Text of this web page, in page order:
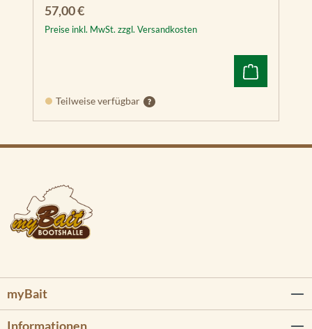
Regulärer Preis:
57,00 €
Preise inkl. MwSt. zzgl. Versandkosten
Teilweise verfügbar
myBait
Informationen